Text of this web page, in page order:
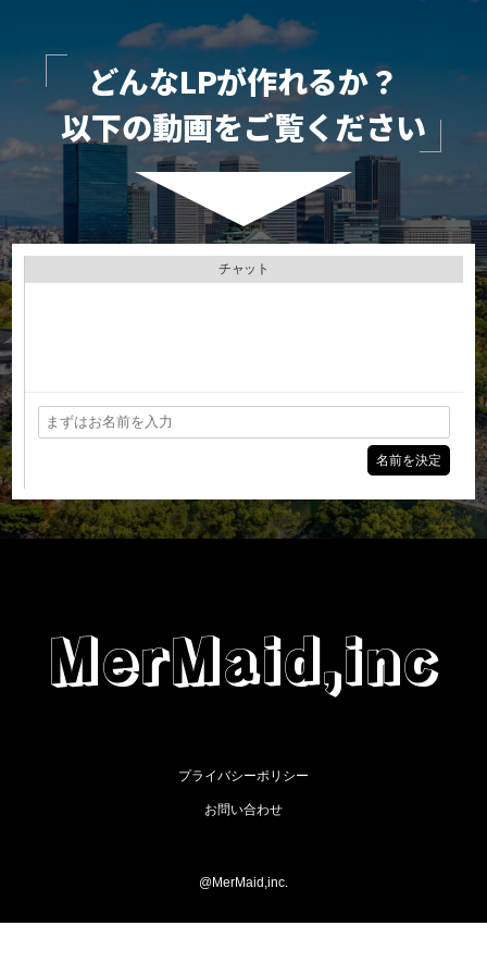
どんなLPが作れるか？
以下の動画をご覧ください
チャット
名前を決定
MerMaid,inc
@MerMaid,inc.
プライバシーポリシー
お問い合わせ